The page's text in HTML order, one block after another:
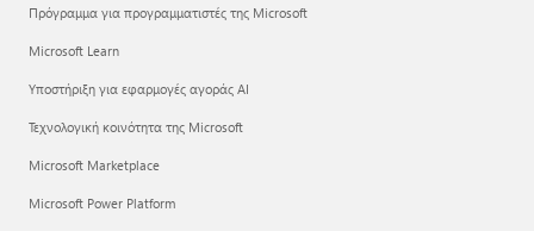
Πρόγραμμα για προγραμματιστές της Microsoft
Microsoft Learn
Υποστήριξη για εφαρμογές αγοράς AI
Τεχνολογική κοινότητα της Microsoft
Microsoft Marketplace
Microsoft Power Platform